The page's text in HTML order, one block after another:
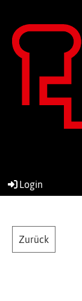
Login
Zurück